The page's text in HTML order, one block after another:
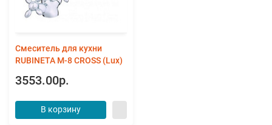
Смеситель для кухни
RUBINETA М-8 СROSS (Lux)
3553.00р.
В корзину